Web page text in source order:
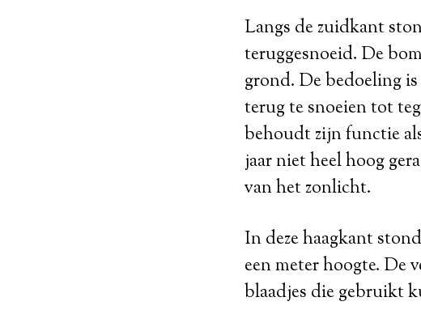
Langs de zuidkant
teruggesnoeid. De
grond. De bedoeling
terug te snoeien tot
behoudt zijn functie
jaar niet heel hoog
van het zonlicht.
In deze haagkant
een meter hoogte. De
blaadjes die gebruikt